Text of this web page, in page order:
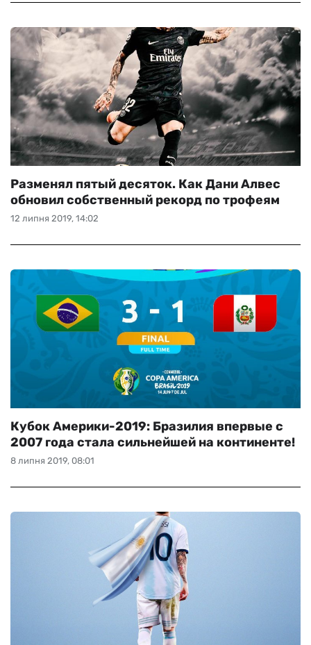
12 липня 2019, 14:02
Разменял пятый десяток. Как Дани Алвес
обновил собственный рекорд по трофеям
8 липня 2019, 08:01
Кубок Америки-2019: Бразилия впервые с
2007 года стала сильнейшей на континенте!